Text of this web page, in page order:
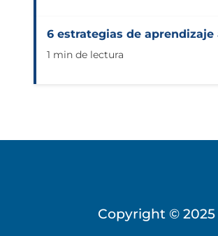
6 estrategias de
1 min de lectura
Copyright © 2025